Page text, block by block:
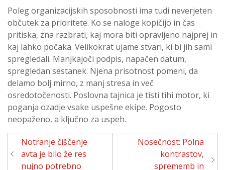
Poleg organizacijskih sposobnosti ima tudi neverjeten
občutek za prioritete. Ko se naloge kopičijo in čas
pritiska, zna razbrati, kaj mora biti opravljeno najprej in
kaj lahko počaka. Velikokrat ujame stvari, ki bi jih sami
spregledali. Manjkajoči podpis, napačen datum,
spregledan sestanek. Njena prisotnost pomeni, da
delamo bolj mirno, z manj stresa in več
osredotočenosti. Poslovna tajnica je tisti tihi motor, ki
poganja ozadje vsake uspešne ekipe. Pogosto
neopaženo, a ključno za uspeh.
Navigacija
prispevka
Notranje čiščenje
avta je bilo že res
nujno potrebno
Nosečnost: Polna
kontrastov,
sprememb in